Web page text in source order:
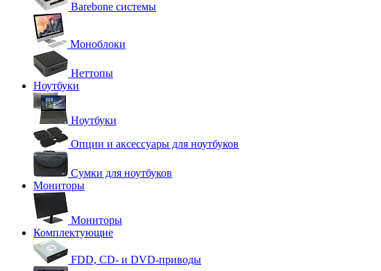
Barebone системы
Моноблоки
Неттопы
Ноутбуки
Ноутбуки
Опции и аксессуары для ноутбуков
Сумки для ноутбуков
Мониторы
Мониторы
Комплектующие
FDD, CD- и DVD-приводы